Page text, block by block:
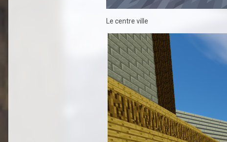
Le centre ville